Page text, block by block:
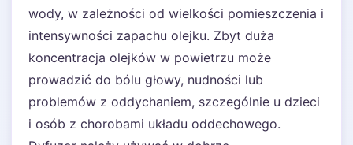
wody, w zależności od wielkości pomieszczenia i
intensywności zapachu olejku. Zbyt duża
koncentracja olejków w powietrzu może
prowadzić do bólu głowy, nudności lub
problemów z oddychaniem, szczególnie u dzieci
i osób z chorobami układu oddechowego.